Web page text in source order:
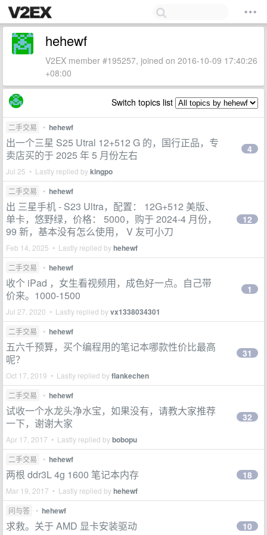
hehewf
V2EX member #195257, joined on 2016-10-09 17:40:26
+08:00
Switch topics list
二手交易 • hehewf
出一个三星 S25 Utral 12+512 G 的，国行正品，专
卖店买的于 2025 年 5 月份左右
Jul 25 • Lastly replied bykingpo
4
二手交易 • hehewf
出 三星手机 - S23 Ultra，配置： 12G+512 美版、
单卡，悠野绿，价格： 5000，购于 2024-4 月份，
99 新，基本没有怎么使用， V 友可小刀
Feb 14, 2025 • Lastly replied byhehewf
12
二手交易 • hehewf
收个 iPad ，女生看视频用，成色好一点。自己带
价来。1000-1500
Jul 27, 2020 • Lastly replied byvx1338034301
1
二手交易 • hehewf
五六千预算，买个编程用的笔记本哪款性价比最高
呢？
Oct 17, 2019 • Lastly replied byflankechen
31
二手交易 • hehewf
试收一个水龙头净水宝，如果没有，请教大家推荐
一下，谢谢大家
Apr 17, 2017 • Lastly replied bybobopu
32
二手交易 • hehewf
两根 ddr3L 4g 1600 笔记本内存
Mar 19, 2017 • Lastly replied byhehewf
18
问与答 • hehewf
求救。关于 AMD 显卡安装驱动 10